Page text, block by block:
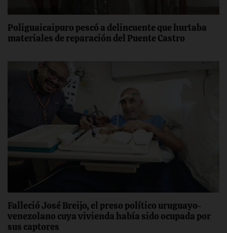
Poliguaicaipuro pescó a delincuente que hurtaba
materiales de reparación del Puente Castro
Falleció José Breijo, el preso político uruguayo-
venezolano cuya vivienda había sido ocupada por
sus captores